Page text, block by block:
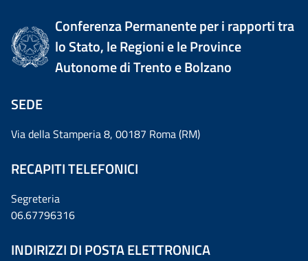
Conferenza Permanente per i rapporti tra
lo Stato, le Regioni e le Province
Autonome di Trento e Bolzano
SEDE
Via della Stamperia 8, 00187 Roma (RM)
RECAPITI TELEFONICI
Segreteria
06.67796316
INDIRIZZI DI POSTA ELETTRONICA